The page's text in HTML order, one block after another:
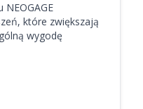
które zwiększają
wygodę